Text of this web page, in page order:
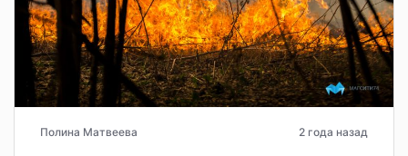
Полина Матвеева 2 года назад